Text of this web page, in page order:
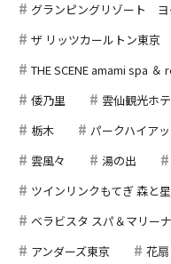
グランピングリゾート ヨ
ザ リッツカールトン東京
THE SCENE amami spa ＆
倭乃里
雲仙観光ホ
栃木
パークハイア
雲風々
湯の出
ツインリンクもてぎ 森と
ベラビスタ スパ＆マリー
アンダーズ東京
花扇